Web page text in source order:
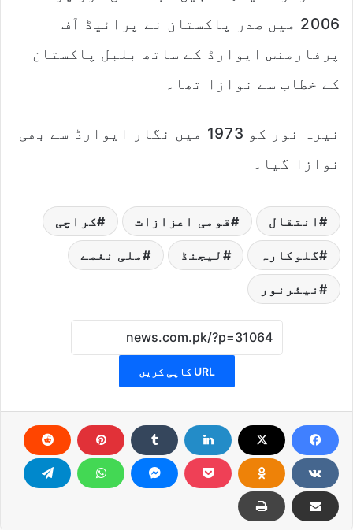
2006 میں صدر پاکستان نے پرائیڈ آف
پرفارمنس ایوارڈ کے ساتھ بلبل پاکستان
کے خطاب سے نوازا تھا۔
نیرہ نور کو 1973 میں نگار ایوارڈ سے بھی
نوازا گیا۔
انتقال قومی اعزازات کراچی
گلوکارہ لیجنڈ ملی نغمے
نیئرنور
URL کاپی کریں